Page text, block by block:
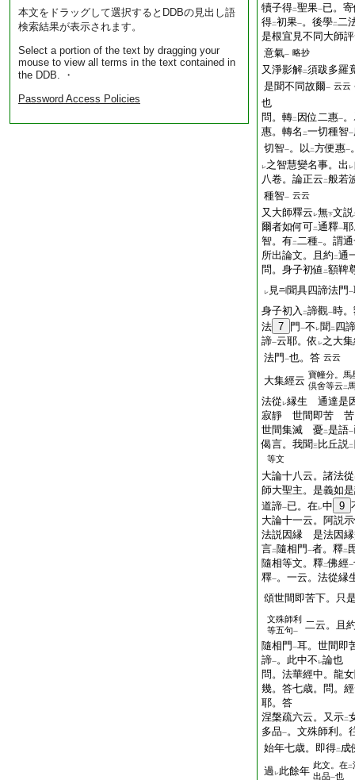
本文をドラッグして選択するとDDBの見出し語
検索結果が表示されます。
Select a portion of the text by dragging your
mouse to view all terms in the text contained in
the DDB. ・
Password Access Policies
犢子得二聖果一已。
得二初果一。後學二二
是根宜見不同大師
意氣一 略抄
又淨影解二須跋多羅
是聞不同故爾一 云云
也
問。轉二 因位二惠一
惠。轉名 二一切種智一
切智一。以 二方便惠一
レ之智慧變名事。出 レ
八卷。論正云 二般若
種智一 云云
又大師釋云 レ無下文説
爾者如何可二通釋一
智。有二二種一。謂
所出論文。且約 二通
問。身子初値 二額鞞
レ 見 聞具四諦法門 一
身子初入 二諦觀一時
法 7 門 一不 レ聞 二 四諦
諦一云耶。依 レ之大
法門 一也。答 云云
大集經云 寶幢分。馬
倶舍等云二
法從 レ縁生 通達是
寂靜 世間即苦 苦
世間集滅 憂二是語一
偈言。我聞三 比丘説二
等文
大論十八云。諸法從
師大聖主。是義如
道諦一已。在レ中 9
大論十一云。阿
法説因縁 是法因縁
言二 隨相門 一者。釋二
隨相等文。釋二佛經一
釋一。一云。法從縁
頌世間即苦下。只
文殊師利
等五句一
二云。且
隨相門 一耳。世間即
諦一。此中不 レ論也
問。法華經中。龍
幾。答七歳。問。
耶。答
涅槃疏六云。又示二
多品一。文殊師利。
始年七歳。即得二 成
過 レ此餘年 此文。在二
出品一也